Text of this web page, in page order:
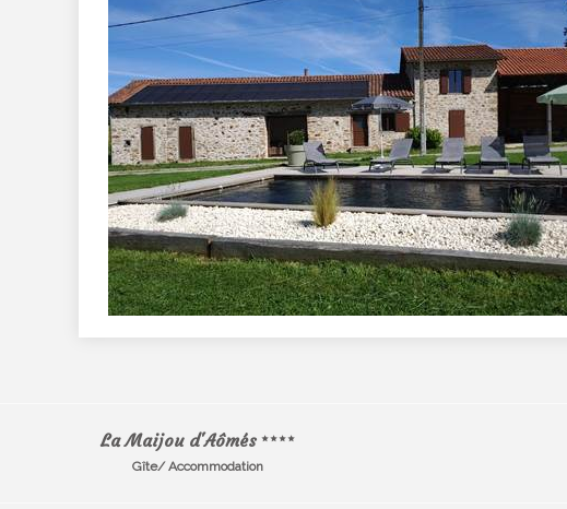
La Maijou d'Aômés
Gîte/ Accommodation